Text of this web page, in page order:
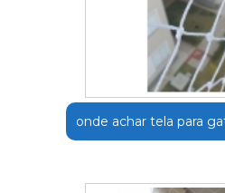
onde achar tela para